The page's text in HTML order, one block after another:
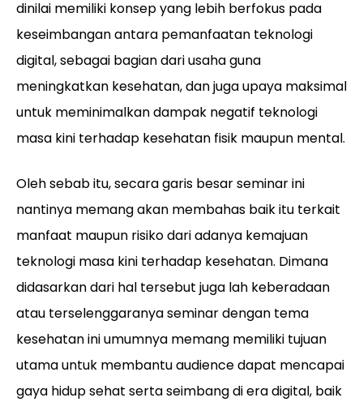
dinilai memiliki konsep yang lebih berfokus pada
keseimbangan antara pemanfaatan teknologi
digital, sebagai bagian dari usaha guna
meningkatkan kesehatan, dan juga upaya maksimal
untuk meminimalkan dampak negatif teknologi
masa kini terhadap kesehatan fisik maupun mental.
Oleh sebab itu, secara garis besar seminar ini
nantinya memang akan membahas baik itu terkait
manfaat maupun risiko dari adanya kemajuan
teknologi masa kini terhadap kesehatan. Dimana
didasarkan dari hal tersebut juga lah keberadaan
atau terselenggaranya seminar dengan tema
kesehatan ini umumnya memang memiliki tujuan
utama untuk membantu audience dapat mencapai
gaya hidup sehat serta seimbang di era digital, baik